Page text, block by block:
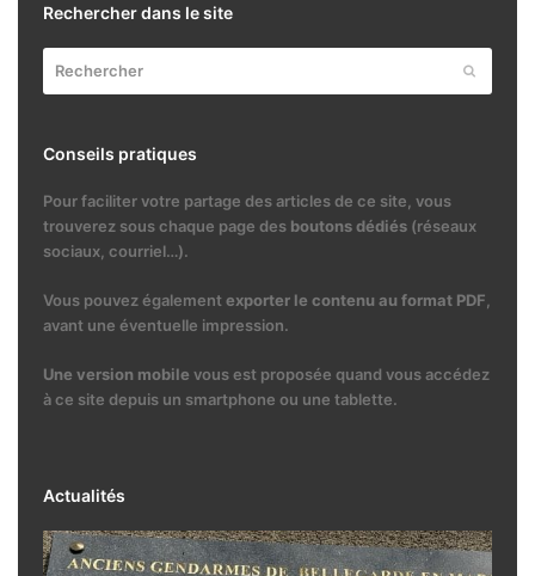
Rechercher dans le site
Conseils pratiques
Pour faciliter votre partage des articles de ce site, vous
trouverez sous chaque page des boutons dédiés(réseaux
sociaux, courriel…).
Vous pouvez égalementexporter le contenu au format PDF
avant une éventuelle impression.
Une version mobile vous est proposée quand vous accédez
à ce site depuis un smartphone ou une tablette.
Actualités